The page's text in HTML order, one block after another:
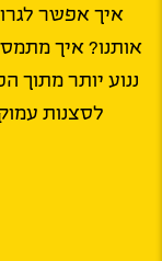
איך אפשר
אותנו? איך
ננוע יותר מתוך
לסצנות